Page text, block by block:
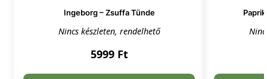
Ingeborg – Zsuffa Tünde
Nincs készleten, rendelhető
5999 Ft